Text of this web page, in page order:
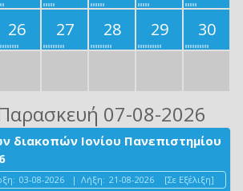
26 27 28 29
30
07-08-2026
διακοπών Ιονίου Πανεπιστημίου
03-08-2026 | Λήξη: 21-08-2026 [Σε Εξέλιξη]